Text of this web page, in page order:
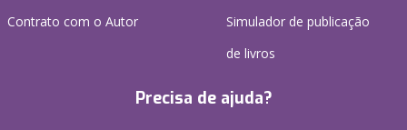
Contrato com o Autor
Simulador de publicação
de livros
Precisa de ajuda?